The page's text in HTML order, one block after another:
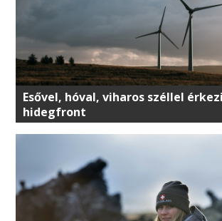
Esővel, hóval, viharos széllel
hidegfront